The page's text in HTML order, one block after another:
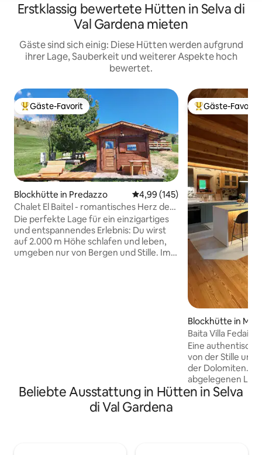
Erstklassig bewertete Hütten in Selva di
Val Gardena mieten
Gäste sind sich einig: Diese Hütten werden aufgrund
ihrer Lage, Sauberkeit und weiterer Aspekte hoch
bewertet.
Beliebter Gäste-Favorit.
Gäste-Favorit
Blockhütte in Predazzo Durchschnittliche Bewertung:
4,99 (145)
Chalet El Baitel - romantisches Herz der
Alpe Lusia
Die perfekte Lage für ein einzigartiges
und entspannendes Erlebnis: Du wirst
auf 2.000 m Höhe schlafen und leben,
umgeben nur von Bergen und Stille. Im
Kombination aus Sauna und Whirlpool!
Beliebter Gäste-
Gäste-Favorit
Blockhütte in
Baita Villa Fedai
Eine
von der Stille und
der Dolomiten.
abgelegenen
Wäldern,
Beliebte Ausstattung in Hütten in Selva
di Val Gardena